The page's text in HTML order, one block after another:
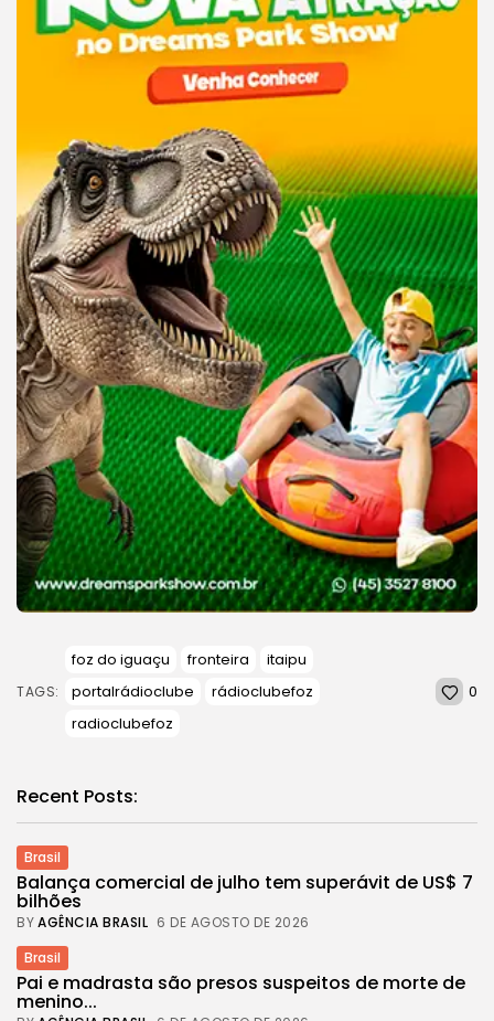
TAGS:
foz do iguaçu fronteira
itaipu
portalrádioclube
rádioclubefoz
radioclubefoz
0
Recent Posts:
Brasil
Balança comercial de julho tem superávit de US$ 7
bilhões
BYAGÊNCIA BRASIL 6 DE AGOSTO DE 2026
Brasil
Pai e madrasta são presos suspeitos de morte de
menino...